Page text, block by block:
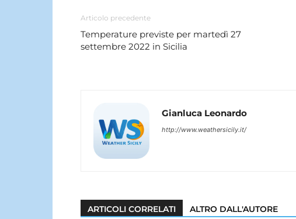
Articolo precedente
Temperature previste per martedì 27
settembre 2022 in Sicilia
Gianluca Leonardo
http://www.weathersicily.it/
ARTICOLI CORRELATI ALTRO DALL'AUTORE